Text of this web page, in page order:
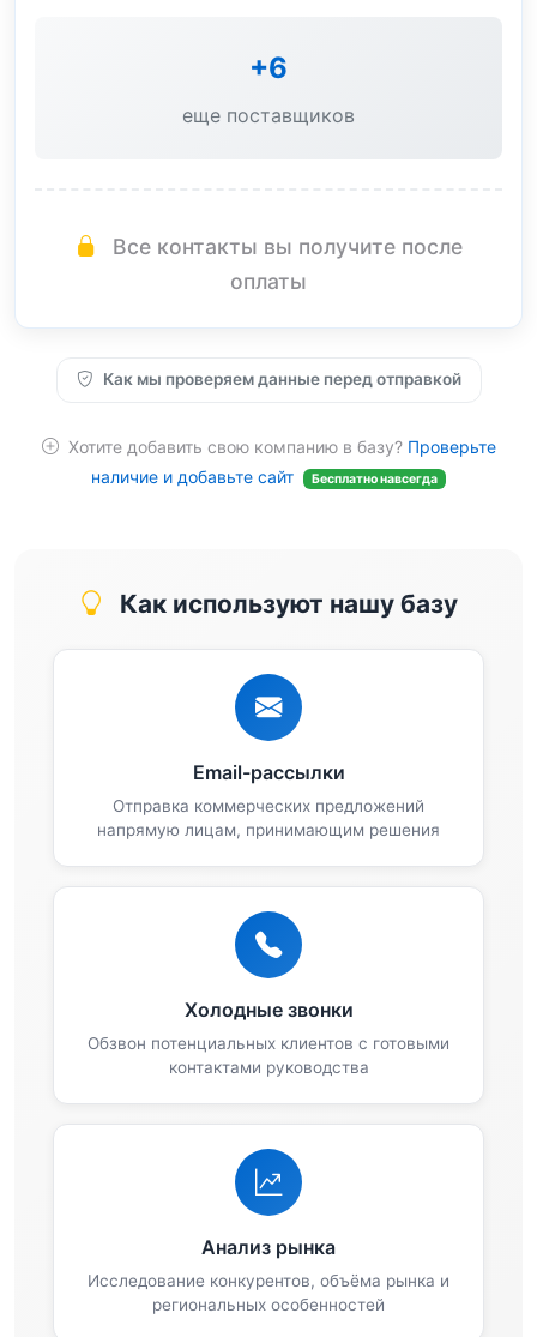
+6
еще поставщиков
Все контакты вы получите после
оплаты
Как мы проверяем данные перед отправкой
Хотите добавить свою компанию в базу? Проверьте
наличие и добавьте сайт
Бесплатно навсегда
Как используют нашу базу
Email-рассылки
Отправка коммерческих предложений
напрямую лицам, принимающим решения
Холодные звонки
Обзвон потенциальных клиентов с готовыми
контактами руководства
Анализ рынка
Исследование конкурентов, объёма рынка и
региональных особенностей